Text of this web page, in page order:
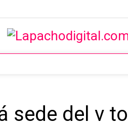
sede del v